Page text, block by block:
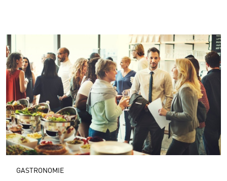
GASTRONOMIE